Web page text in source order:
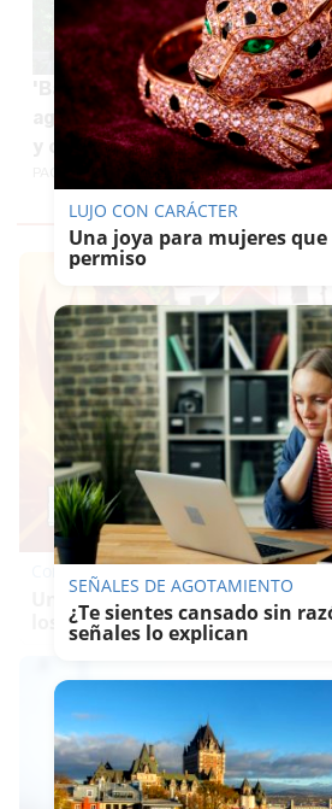
'Baño verde' en la calle más
agosto: negocios icónicos,
y comida típica jerezana o
PACO SÁNCHEZ MÚGICA
Corepunk MMORPG
Un verdadero MMORPG de la
los de antes, pero mejor!
LUJO CON CARÁCTER
Una joya para mujeres
permiso
SEÑALES DE AGOTAMIENTO
¿Te sientes cansado sin
señales lo explican